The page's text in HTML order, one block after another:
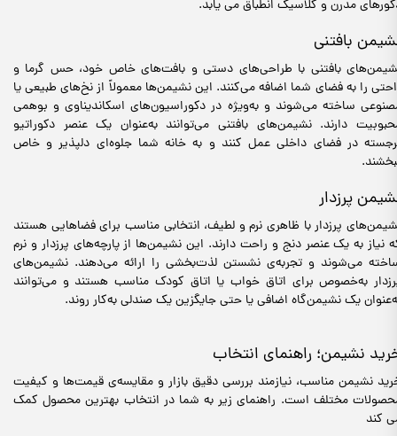
مدرن و کلاسیک انطباق می یابد.
بافتنی
بافتنی با طراحی‌های دستی و بافت‌های خاص خود، حس گرما و
را به فضای شما اضافه می‌کنند. این نشیمن‌ها معمولاً از نخ‌های طبیعی یا
ساخته می‌شوند و به‌ویژه در دکوراسیون‌های اسکاندیناوی و بوهمی
دارند. نشیمن‌های بافتنی می‌توانند به‌عنوان یک عنصر دکوراتیو
در فضای داخلی عمل کنند و به خانه شما جلوه‌ای دلپذیر و خاص
پرزدار
پرزدار با ظاهری نرم و لطیف، انتخابی مناسب برای فضاهایی هستند
نیاز به یک عنصر دنج و راحت دارند. این نشیمن‌ها از پارچه‌های پرزدار و نرم
می‌شوند و تجربه‌ی نشستن لذت‌بخشی را ارائه می‌دهند. نشیمن‌های
به‌خصوص برای اتاق خواب یا اتاق کودک مناسب هستند و می‌توانند
یک نشیمن‌گاه اضافی یا حتی جایگزین یک صندلی به‌کار روند.
نشیمن؛ راهنمای انتخاب
نشیمن مناسب، نیازمند بررسی دقیق بازار و مقایسه‌ی قیمت‌ها و کیفیت
مختلف است. راهنمای زیر به شما در انتخاب بهترین محصول کمک
کند